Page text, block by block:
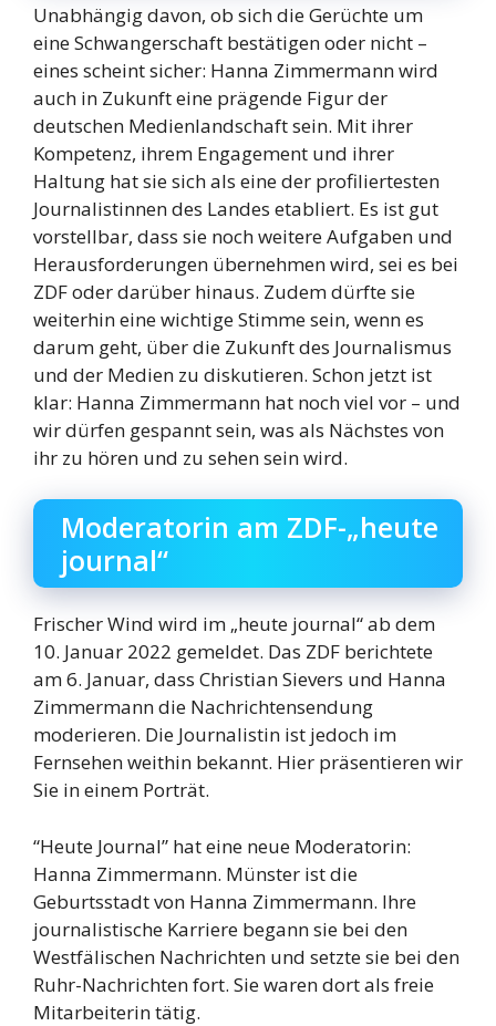
Unabhängig davon, ob sich die Gerüchte um
eine Schwangerschaft bestätigen oder nicht –
eines scheint sicher: Hanna Zimmermann wird
auch in Zukunft eine prägende Figur der
deutschen Medienlandschaft sein. Mit ihrer
Kompetenz, ihrem Engagement und ihrer
Haltung hat sie sich als eine der profiliertesten
Journalistinnen des Landes etabliert. Es ist gut
vorstellbar, dass sie noch weitere Aufgaben und
Herausforderungen übernehmen wird, sei es bei
ZDF oder darüber hinaus. Zudem dürfte sie
weiterhin eine wichtige Stimme sein, wenn es
darum geht, über die Zukunft des Journalismus
und der Medien zu diskutieren. Schon jetzt ist
klar: Hanna Zimmermann hat noch viel vor – und
wir dürfen gespannt sein, was als Nächstes von
ihr zu hören und zu sehen sein wird.
Moderatorin am ZDF-„heute
journal“
Frischer Wind wird im „heute journal“ ab dem
10. Januar 2022 gemeldet. Das ZDF berichtete
am 6. Januar, dass Christian Sievers und Hanna
Zimmermann die Nachrichtensendung
moderieren. Die Journalistin ist jedoch im
Fernsehen weithin bekannt. Hier präsentieren wir
Sie in einem Porträt.
“Heute Journal” hat eine neue Moderatorin:
Hanna Zimmermann. Münster ist die
Geburtsstadt von Hanna Zimmermann. Ihre
journalistische Karriere begann sie bei den
Westfälischen Nachrichten und setzte sie bei den
Ruhr-Nachrichten fort. Sie waren dort als freie
Mitarbeiterin tätig.